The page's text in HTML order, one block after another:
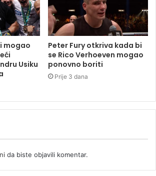
mogao
Usiku
Peter Fury otkriva kada bi
se Rico Verhoeven mogao
ponovno boriti
Prije 3 dana
da biste objavili komentar.